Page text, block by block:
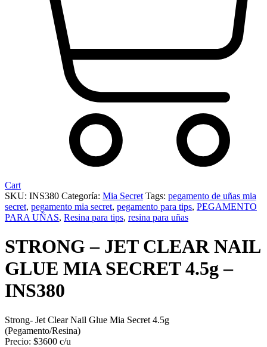
Cart
SKU: INS380 Categoría: Mia Secret Tags: pegamento de uñas mia
secret, pegamento mia secret, pegamento para tips, PEGAMENTO
PARA UÑAS, Resina para tips, resina para uñas
STRONG – JET CLEAR NAIL
GLUE MIA SECRET 4.5g –
INS380
Strong- Jet Clear Nail Glue Mia Secret 4.5g
(Pegamento/Resina)
Precio: $3600 c/u